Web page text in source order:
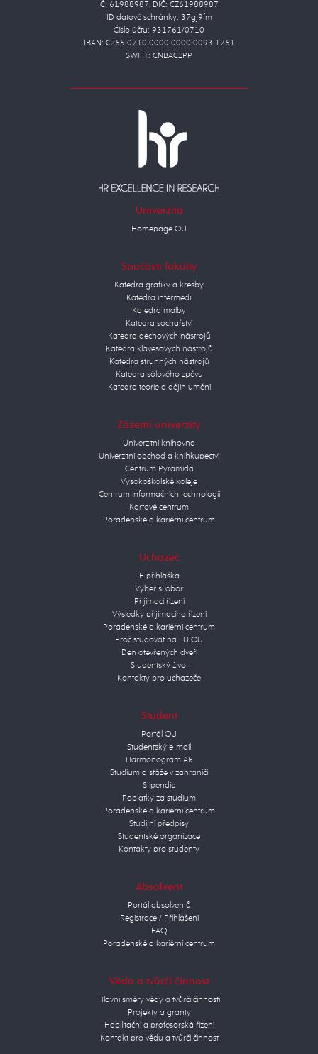
Č: 61988987, DIČ: CZ61988987
ID datové schránky: 37gj9fm
Číslo účtu: 931761/0710
IBAN: CZ65 0710 0000 0000 0093 1761
SWIFT: CNBACZPP
Univerzita
Homepage OU
Součásti fakulty
Katedra grafiky a kresby
Katedra intermédií
Katedra malby
Katedra sochařství
Katedra dechových nástrojů
Katedra klávesových nástrojů
Katedra strunných nástrojů
Katedra sólového zpěvu
Katedra teorie a dějin umění
Zázemí univerzity
Univerzitní knihovna
Univerzitní obchod a knihkupectví
Centrum Pyramida
Vysokoškolské koleje
Centrum informačních technologií
Kartové centrum
Poradenské a kariérní centrum
Uchazeč
E-přihláška
Vyber si obor
Přijímací řízení
Výsledky přijímacího řízení
Poradenské a kariérní centrum
Proč studovat na FU OU
Den otevřených dveří
Studentský život
Kontakty pro uchazeče
Student
Portál OU
Studentský e-mail
Harmonogram AR
Studium a stáže v zahraničí
Stipendia
Poplatky za studium
Poradenské a kariérní centrum
Studijní předpisy
Studentské organizace
Kontakty pro studenty
Absolvent
Portál absolventů
Registrace / Přihlášení
FAQ
Poradenské a kariérní centrum
Věda a tvůrčí činnost
Hlavní směry vědy a tvůrčí činnosti
Projekty a granty
Habilitační a profesorská řízení
Kontakt pro vědu a tvůrčí činnost